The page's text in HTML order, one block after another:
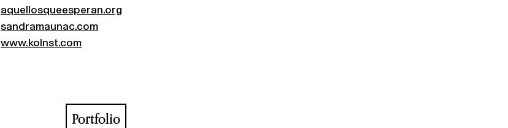
aquellosqueesperan.org
sandramaunac.com
www.kolnst.com
Portfolio